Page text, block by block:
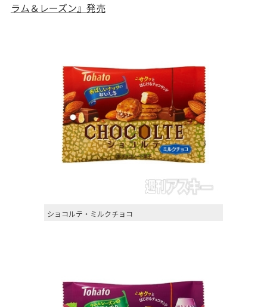
ラム＆レーズン』発売
ショコルテ・ミルクチョコ